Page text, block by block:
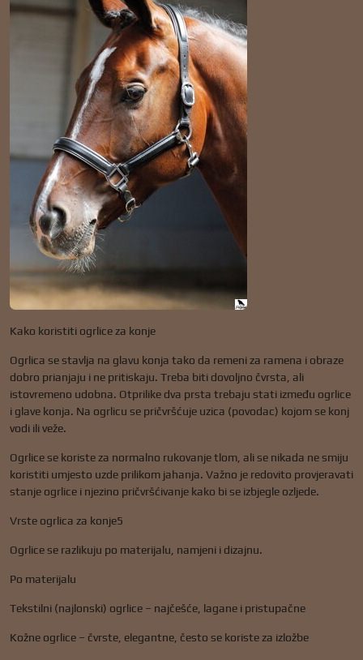
Kako koristiti ogrlice za konje
Ogrlica se stavlja na glavu konja tako da remeni za ramena i obraze
dobro prianjaju i ne pritiskaju. Treba biti dovoljno čvrsta, ali
istovremeno udobna. Otprilike dva prsta trebaju stati između ogrlice
i glave konja. Na ogrlicu se pričvršćuje uzica (povodac) kojom se konj
vodi ili veže.
Ogrlice se koriste za normalno rukovanje tlom, ali se nikada ne smiju
koristiti umjesto uzde prilikom jahanja. Važno je redovito provjeravati
stanje ogrlice i njezino pričvršćivanje kako bi se izbjegle ozljede.
Vrste ogrlica za konje5
Ogrlice se razlikuju po materijalu, namjeni i dizajnu.
Po materijalu
Tekstilni (najlonski) ogrlice – najčešće, lagane i pristupačne
Kožne ogrlice – čvrste, elegantne, često se koriste za izložbe